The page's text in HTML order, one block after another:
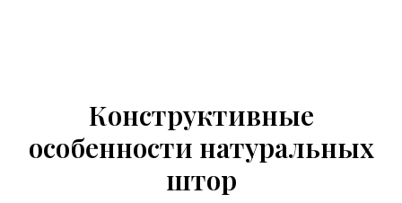
Конструктивные
особенности натуральных
штор